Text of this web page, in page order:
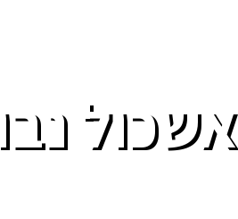
אשכול נבו